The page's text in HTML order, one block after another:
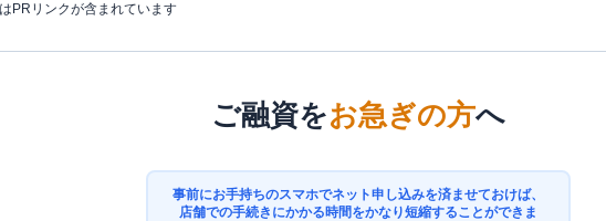
PRリンクが含まれています
ご融資をお急ぎの方へ
事前にお手持ちのスマホでネット申し込みを済ませておけば、
店舗での手続きにかかる時間をかなり短縮することができま